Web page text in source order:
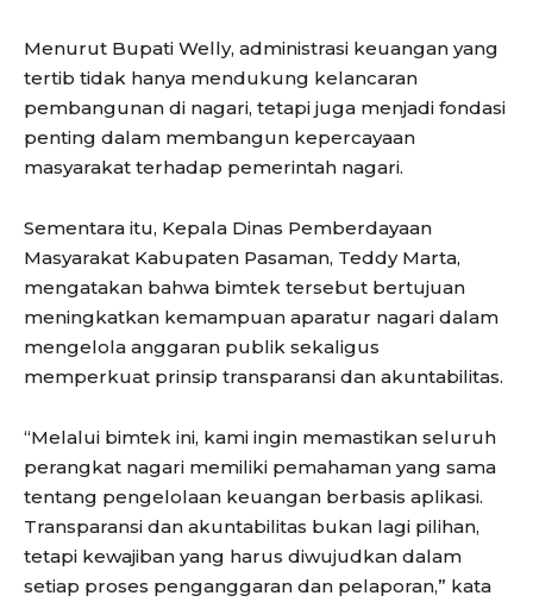
Menurut Bupati Welly, administrasi keuangan yang
tertib tidak hanya mendukung kelancaran
pembangunan di nagari, tetapi juga menjadi fondasi
penting dalam membangun kepercayaan
masyarakat terhadap pemerintah nagari.
Sementara itu, Kepala Dinas Pemberdayaan
Masyarakat Kabupaten Pasaman, Teddy Marta,
mengatakan bahwa bimtek tersebut bertujuan
meningkatkan kemampuan aparatur nagari dalam
mengelola anggaran publik sekaligus
memperkuat prinsip transparansi dan akuntabilitas.
“Melalui bimtek ini, kami ingin memastikan seluruh
perangkat nagari memiliki pemahaman yang sama
tentang pengelolaan keuangan berbasis aplikasi.
Transparansi dan akuntabilitas bukan lagi pilihan,
tetapi kewajiban yang harus diwujudkan dalam
setiap proses penganggaran dan pelaporan,” kata